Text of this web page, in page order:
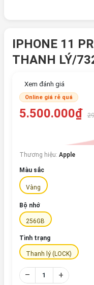
IPHONE 11
THANH LÝ/
Xem đánh giá
Online giá rẻ quá
5.500.000₫
Thương hiệu: Apple
Màu sắc
Vàng
Bộ nhớ
256GB
Tình trạng
Thanh lý (LOCK)
– +